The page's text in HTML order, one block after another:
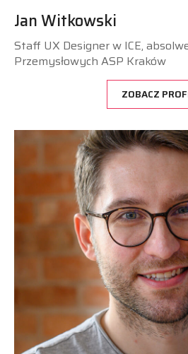
Jan Witkowski
Staff UX Designer w ICE,
Przemysłowych ASP Kraków
ZOBACZ